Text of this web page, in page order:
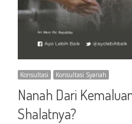
Konsultasi Konsultasi Syariah
Nanah Dari
Shalatnya?